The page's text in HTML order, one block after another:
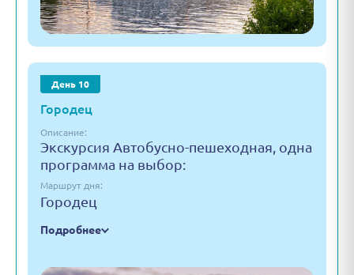
День 10
Городец
Описание:
Экскурсия Автобусно-пешеходная, одна
программа на выбор:
Маршрут дня:
Городец
Подробнее